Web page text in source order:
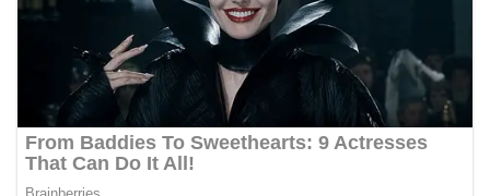
dan kondusif hingga puncak perayaan HUT
Kemerdekaan RI berlangsung.‎‎Wujud Kedekatan
Polri dengan Masyarakat‎Kegiatan sambang Door
to Door System ini merupakan salah satu bentuk
implementasi program Polri Presisi yang
mengedepankan kehadiran dan kedekatan
personel Kepolisian dengan masyarakat. Melalui
kegiatan semacam ini, Bhabinkamtibmas tidak
hanya berperan sebagai penyampai informasi